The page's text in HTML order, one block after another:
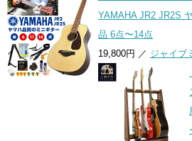
YAMAHA JR2 JR2S
品 6点〜14点
19,800円 ／ ジャイブ